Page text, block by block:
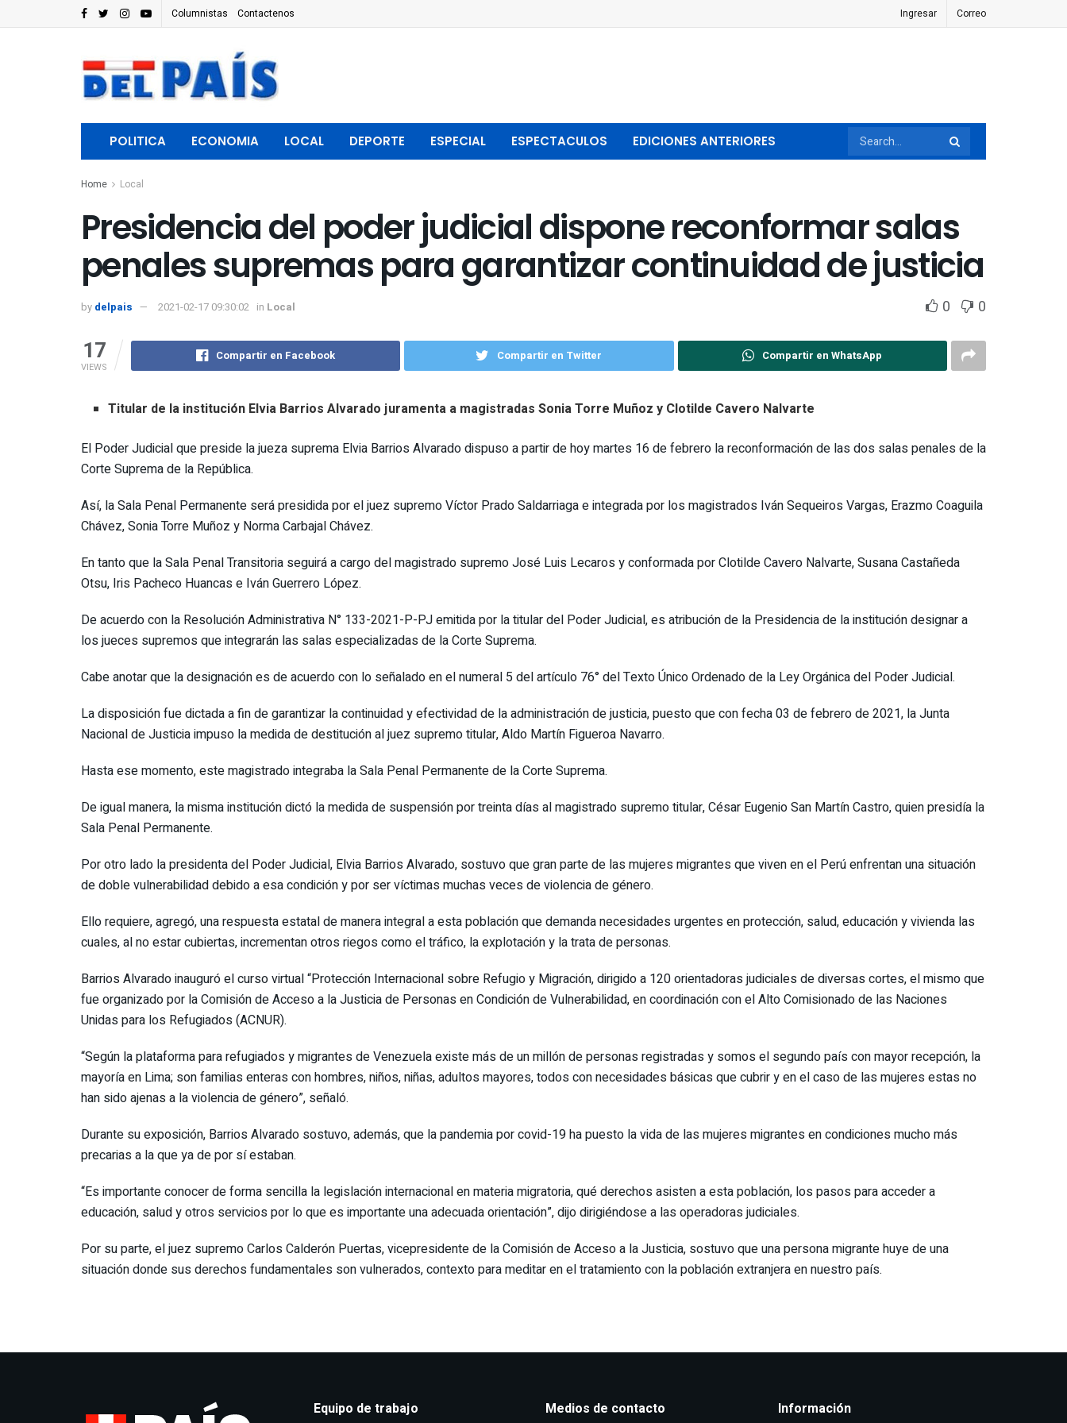
Columnistas Contactenos Ingresar Correo
POLITICA ECONOMIA LOCAL DEPORTE ESPECIAL ESPECTACULOS EDICIONES ANTERIORES
Home Local
Presidencia del poder judicial dispone reconformar salas
penales supremas para garantizar continuidad de justicia
by delpais 2021-02-17 09:30:02 in Local 0 0
17
VIEWS
Compartir en Facebook Compartir en Twitter Compartir en WhatsApp
Titular de la institución Elvia Barrios Alvarado juramenta a magistradas Sonia Torre Muñoz y Clotilde Cavero Nalvarte
El Poder Judicial que preside la jueza suprema Elvia Barrios Alvarado dispuso a partir de hoy martes 16 de febrero la reconformación de las dos salas penales de la
Corte Suprema de la República.
Así, la Sala Penal Permanente será presidida por el juez supremo Víctor Prado Saldarriaga e integrada por los magistrados Iván Sequeiros Vargas, Erazmo Coaguila
Chávez, Sonia Torre Muñoz y Norma Carbajal Chávez.
En tanto que la Sala Penal Transitoria seguirá a cargo del magistrado supremo José Luis Lecaros y conformada por Clotilde Cavero Nalvarte, Susana Castañeda
Otsu, Iris Pacheco Huancas e Iván Guerrero López.
De acuerdo con la Resolución Administrativa N° 133-2021-P-PJ emitida por la titular del Poder Judicial, es atribución de la Presidencia de la institución designar a
los jueces supremos que integrarán las salas especializadas de la Corte Suprema.
Cabe anotar que la designación es de acuerdo con lo señalado en el numeral 5 del artículo 76° del Texto Único Ordenado de la Ley Orgánica del Poder Judicial.
La disposición fue dictada a fin de garantizar la continuidad y efectividad de la administración de justicia, puesto que con fecha 03 de febrero de 2021, la Junta
Nacional de Justicia impuso la medida de destitución al juez supremo titular, Aldo Martín Figueroa Navarro.
Hasta ese momento, este magistrado integraba la Sala Penal Permanente de la Corte Suprema.
De igual manera, la misma institución dictó la medida de suspensión por treinta días al magistrado supremo titular, César Eugenio San Martín Castro, quien presidía la
Sala Penal Permanente.
Por otro lado la presidenta del Poder Judicial, Elvia Barrios Alvarado, sostuvo que gran parte de las mujeres migrantes que viven en el Perú enfrentan una situación
de doble vulnerabilidad debido a esa condición y por ser víctimas muchas veces de violencia de género.
Ello requiere, agregó, una respuesta estatal de manera integral a esta población que demanda necesidades urgentes en protección, salud, educación y vivienda las
cuales, al no estar cubiertas, incrementan otros riegos como el tráfico, la explotación y la trata de personas.
Barrios Alvarado inauguró el curso virtual “Protección Internacional sobre Refugio y Migración, dirigido a 120 orientadoras judiciales de diversas cortes, el mismo que
fue organizado por la Comisión de Acceso a la Justicia de Personas en Condición de Vulnerabilidad, en coordinación con el Alto Comisionado de las Naciones
Unidas para los Refugiados (ACNUR).
“Según la plataforma para refugiados y migrantes de Venezuela existe más de un millón de personas registradas y somos el segundo país con mayor recepción, la
mayoría en Lima; son familias enteras con hombres, niños, niñas, adultos mayores, todos con necesidades básicas que cubrir y en el caso de las mujeres estas no
han sido ajenas a la violencia de género”, señaló.
Durante su exposición, Barrios Alvarado sostuvo, además, que la pandemia por covid-19 ha puesto la vida de las mujeres migrantes en condiciones mucho más
precarias a la que ya de por sí estaban.
“Es importante conocer de forma sencilla la legislación internacional en materia migratoria, qué derechos asisten a esta población, los pasos para acceder a
educación, salud y otros servicios por lo que es importante una adecuada orientación”, dijo dirigiéndose a las operadoras judiciales.
Por su parte, el juez supremo Carlos Calderón Puertas, vicepresidente de la Comisión de Acceso a la Justicia, sostuvo que una persona migrante huye de una
situación donde sus derechos fundamentales son vulnerados, contexto para meditar en el tratamiento con la población extranjera en nuestro país.
Equipo de trabajo Medios de contacto Información